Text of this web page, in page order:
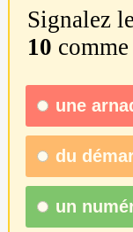
Signalez
10
une
du
un